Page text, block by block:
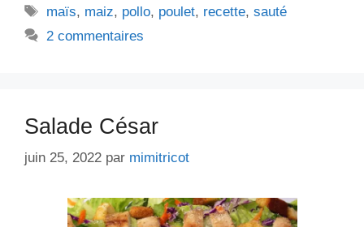
Étiquettes
maïs, maiz, pollo, poulet, recette,sauté
2 commentaires
Salade César
juin 25, 2022 par mimitricot